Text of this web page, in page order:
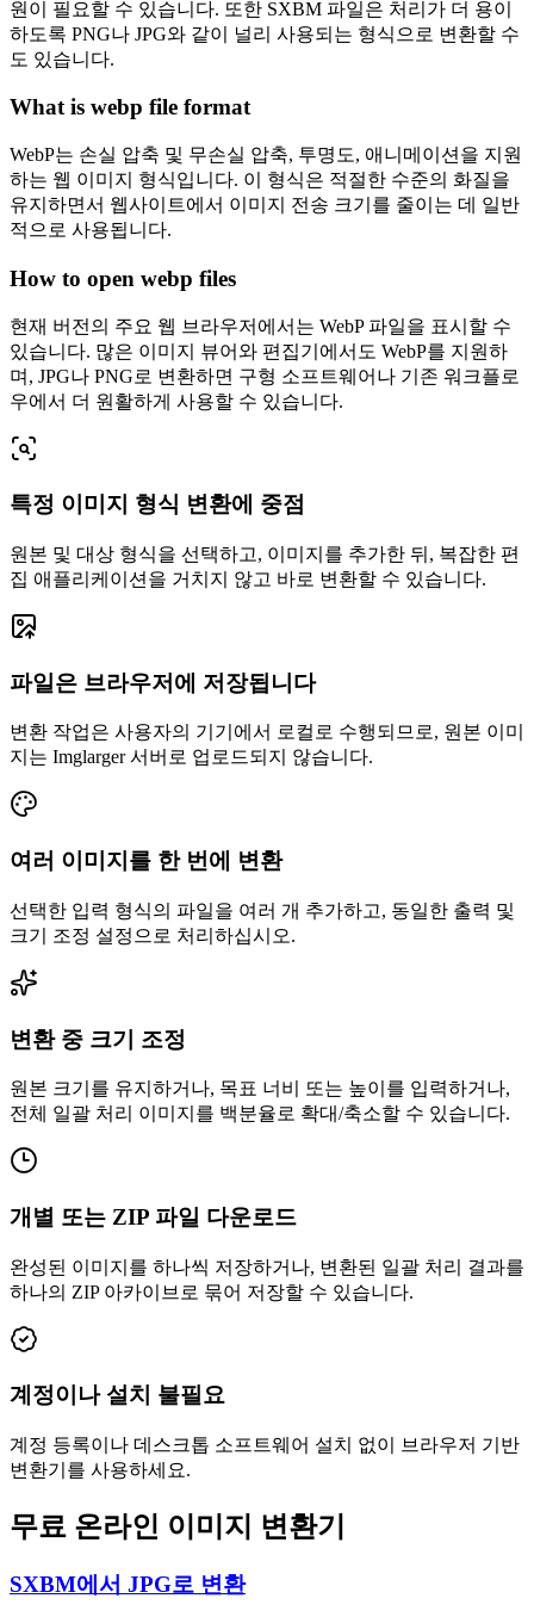
원이 필요할 수 있습니다. 또한 SXBM 파일은 처리가 더 용이
하도록 PNG나 JPG와 같이 널리 사용되는 형식으로 변환할 수
도 있습니다.
What is webp file format
WebP는 손실 압축 및 무손실 압축, 투명도, 애니메이션을 지원
하는 웹 이미지 형식입니다. 이 형식은 적절한 수준의 화질을
유지하면서 웹사이트에서 이미지 전송 크기를 줄이는 데 일반
적으로 사용됩니다.
How to open webp files
현재 버전의 주요 웹 브라우저에서는 WebP 파일을 표시할 수
있습니다. 많은 이미지 뷰어와 편집기에서도 WebP를 지원하
며, JPG나 PNG로 변환하면 구형 소프트웨어나 기존 워크플로
우에서 더 원활하게 사용할 수 있습니다.
특정 이미지 형식 변환에 중점
원본 및 대상 형식을 선택하고, 이미지를 추가한 뒤, 복잡한 편
집 애플리케이션을 거치지 않고 바로 변환할 수 있습니다.
파일은 브라우저에 저장됩니다
변환 작업은 사용자의 기기에서 로컬로 수행되므로, 원본 이미
지는 Imglarger 서버로 업로드되지 않습니다.
여러 이미지를 한 번에 변환
선택한 입력 형식의 파일을 여러 개 추가하고, 동일한 출력 및
크기 조정 설정으로 처리하십시오.
변환 중 크기 조정
원본 크기를 유지하거나, 목표 너비 또는 높이를 입력하거나,
전체 일괄 처리 이미지를 백분율로 확대/축소할 수 있습니다.
개별 또는 ZIP 파일 다운로드
완성된 이미지를 하나씩 저장하거나, 변환된 일괄 처리 결과를
하나의 ZIP 아카이브로 묶어 저장할 수 있습니다.
계정이나 설치 불필요
계정 등록이나 데스크톱 소프트웨어 설치 없이 브라우저 기반
변환기를 사용하세요.
무료 온라인 이미지 변환기
SXBM에서 JPG로 변환